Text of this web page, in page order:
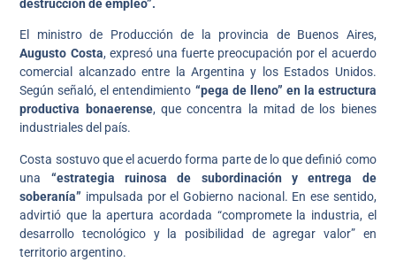
destrucción de empleo”.
El ministro de Producción de la provincia de Buenos Aires,
Augusto Costa, expresó una fuerte preocupación por el acuerdo
comercial alcanzado entre la Argentina y los Estados Unidos.
Según señaló, el entendimiento “pega de lleno” en la estructura
productiva bonaerense, que concentra la mitad de los bienes
industriales del país.
Costa sostuvo que el acuerdo forma parte de lo que definió como
una “estrategia ruinosa de subordinación y entrega de
soberanía” impulsada por el Gobierno nacional. En ese sentido,
advirtió que la apertura acordada “compromete la industria, el
desarrollo tecnológico y la posibilidad de agregar valor” en
territorio argentino.